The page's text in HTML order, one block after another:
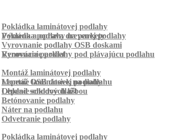
Pokládka laminátovej podlahy
Pokládka podlahy na parkety
Výmena a oprava drevenej podlahy
Vyrovnanie podlahy OSB doskami
Vyrovnanie podlahy pod plávajúcu podlahu
Renovácia parkiet
Montáž laminátovej podlahy
Montáž OSB dosiek na podlahu
Lepenie laminátovej podlahy
Lepenie soklových líšt
Obklad schodov dlažbou
Betónovanie podlahy
Náter na podlahu
Odvetranie podlahy
Pokládka laminátovej podlahy